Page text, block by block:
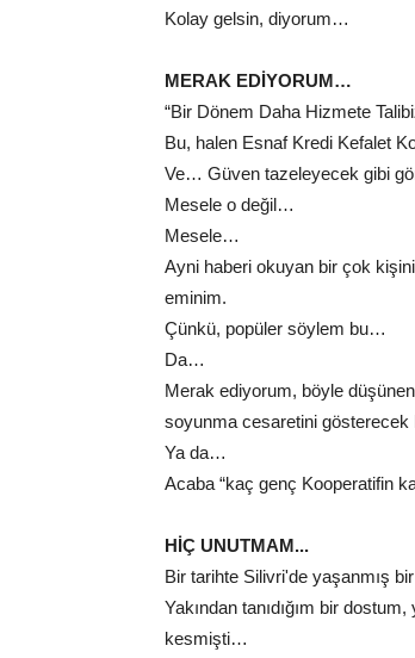
Kolay gelsin, diyorum…
MERAK EDİYORUM…
“Bir Dönem Daha Hizmete
Bu, halen Esnaf Kredi Kefalet
Ve… Güven tazeleyecek gibi
Mesele o değil…
Mesele…
Ayni haberi okuyan bir çok
eminim.
Çünkü, popüler söylem bu…
Da…
Merak ediyorum, böyle
soyunma cesaretini gösterecek
Ya da…
Acaba “kaç genç Kooperatifin
HİÇ UNUTMAM...
Bir tarihte Silivri'de yaşanmış
Yakından tanıdığım bir
kesmişti…